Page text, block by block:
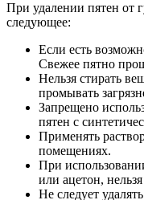
При удалении пятен от
следующее:
Если есть
Свежее пятно
Нельзя стирать
промывать
Запрещено
пятен с
Применять
помещениях.
При
или ацетон,
Не следует